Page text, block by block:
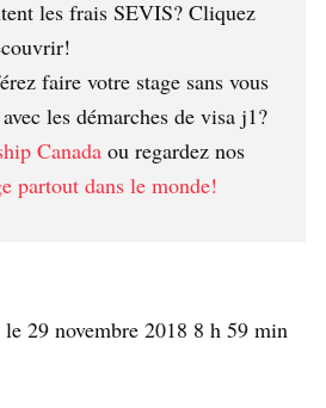
les frais SEVIS? Cliquez
faire votre stage sans vous
les démarches de visa j1?
Canada ou regardez nos
partout dans le monde!
29 novembre 2018 8 h 59 min